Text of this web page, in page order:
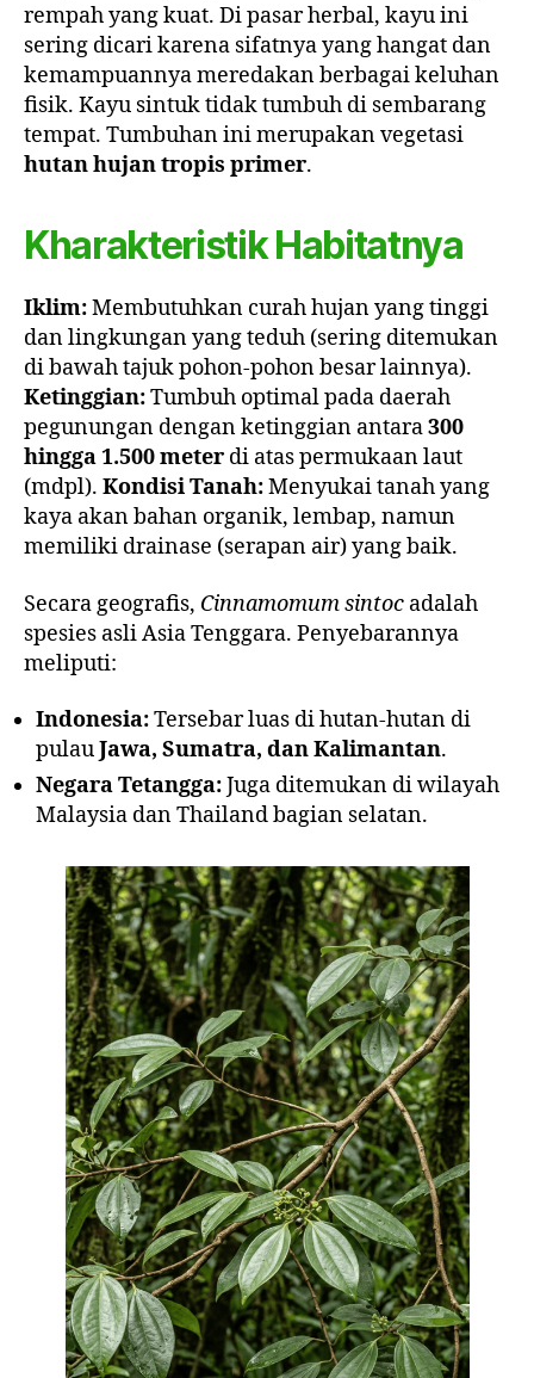
rempah yang kuat. Di pasar herbal, kayu ini
sering dicari karena sifatnya yang hangat dan
kemampuannya meredakan berbagai keluhan
fisik. Kayu sintuk tidak tumbuh di sembarang
tempat. Tumbuhan ini merupakan vegetasi
hutan hujan tropis primer.
Kharakteristik Habitatnya
Iklim:Membutuhkan curah hujan yang tinggi
dan lingkungan yang teduh (sering ditemukan
di bawah tajuk pohon-pohon besar lainnya).
Ketinggian:Tumbuh optimal pada daerah
pegunungan dengan ketinggian antara300
hingga 1.500 meter di atas permukaan laut
(mdpl). Kondisi Tanah:Menyukai tanah yang
kaya akan bahan organik, lembap, namun
memiliki drainase (serapan air) yang baik.
Secara geografis, Cinnamomum sintoc adalah
spesies asli Asia Tenggara. Penyebarannya
meliputi:
Indonesia:Tersebar luas di hutan-hutan di
pulauJawa, Sumatra, dan Kalimantan.
Negara Tetangga:Juga ditemukan di wilayah
Malaysia dan Thailand bagian selatan.